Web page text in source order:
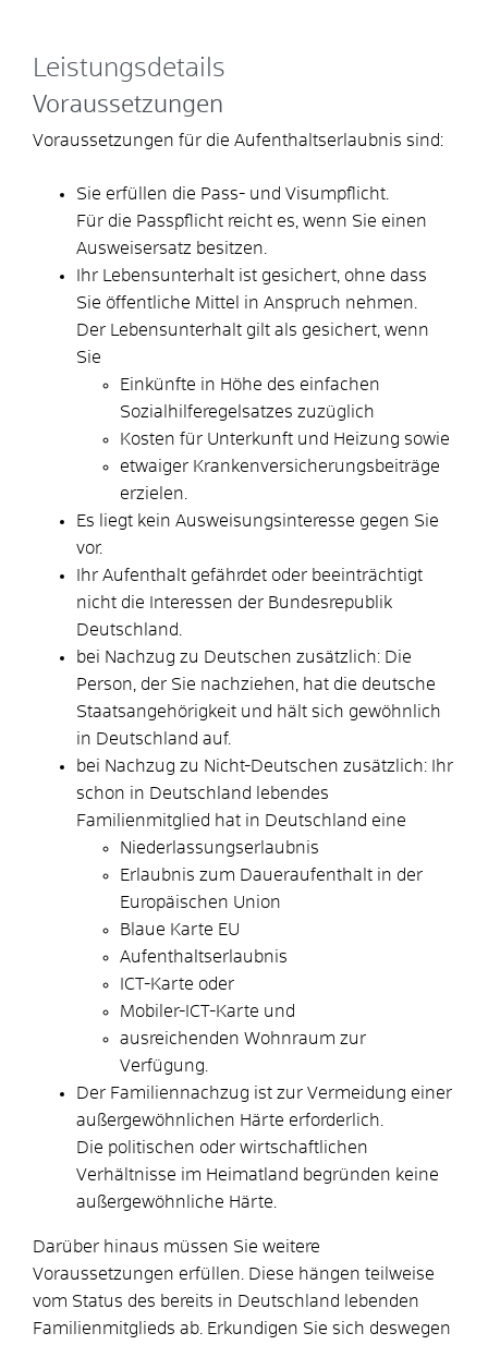
Leistungsdetails
Voraussetzungen
Voraussetzungen für die Aufenthaltserlaubnis sind:
Sie erfüllen die Pass- und Visumpflicht.
Für die Passpflicht reicht es, wenn Sie einen
Ausweisersatz besitzen.
Ihr Lebensunterhalt ist gesichert, ohne dass
Sie öffentliche Mittel in Anspruch nehmen.
Der Lebensunterhalt gilt als gesichert, wenn
Sie
Einkünfte in Höhe des einfachen
Sozialhilferegelsatzes zuzüglich
Kosten für Unterkunft und Heizung sowie
etwaiger Krankenversicherungsbeiträge
erzielen.
Es liegt kein Ausweisungsinteresse gegen Sie
vor.
Ihr Aufenthalt gefährdet oder beeinträchtigt
nicht die Interessen der Bundesrepublik
Deutschland.
bei Nachzug zu Deutschen zusätzlich: Die
Person, der Sie nachziehen, hat die deutsche
Staatsangehörigkeit und hält sich gewöhnlich
in Deutschland auf.
bei Nachzug zu Nicht-Deutschen zusätzlich: Ihr
schon in Deutschland lebendes
Familienmitglied hat in Deutschland eine
Niederlassungserlaubnis
Erlaubnis zum Daueraufenthalt in der
Europäischen Union
Blaue Karte EU
Aufenthaltserlaubnis
ICT-Karte oder
Mobiler-ICT-Karte und
ausreichenden Wohnraum zur
Verfügung.
Der Familiennachzug ist zur Vermeidung einer
außergewöhnlichen Härte erforderlich.
Die politischen oder wirtschaftlichen
Verhältnisse im Heimatland begründen keine
außergewöhnliche Härte.
Darüber hinaus müssen Sie weitere
Voraussetzungen erfüllen.
Diese hängen teilweise
vom Status des bereits in Deutschland lebenden
Familienmitglieds ab. Erkundigen Sie sich deswegen